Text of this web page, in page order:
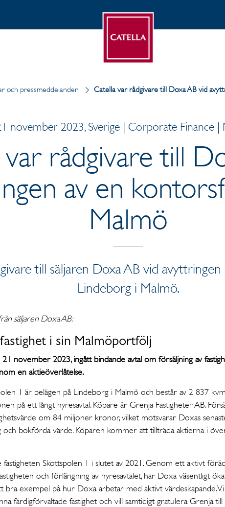
och pressmeddelanden Catella var rådgivare till Doxa AB vid
november 2023, Sverige | Corporate Finance
rådgivare till
av en
Malmö
till säljaren Doxa AB vid
Lindeborg i Malmö.
säljaren Doxa AB:
i sin Malmöportfölj
november 2023, ingått bindande avtal om försäljning av
en aktieöverlåtelse.
1 är belägen på Lindeborg i Malmö och består av 2 837
på ett långt hyresavtal. Köpare är Grenja Fastigheter AB.
om 84 miljoner kronor, vilket motsvarar Doxas
och bokförda värde. Köparen kommer att tillträda aktierna i
Skottspolen 1 i slutet av 2021. Genom ett aktivt
och förlängning av hyresavtalet, har Doxa väsentligt
bra exempel på hur Doxa arbetar med aktivt värdeskapande.
färdigförvaltade fastighet och vill samtidigt gratulera Grenja